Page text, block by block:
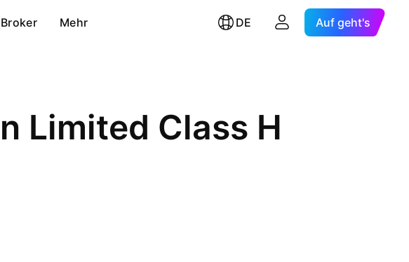
Broker Mehr DE Auf geht's
Limited Class H